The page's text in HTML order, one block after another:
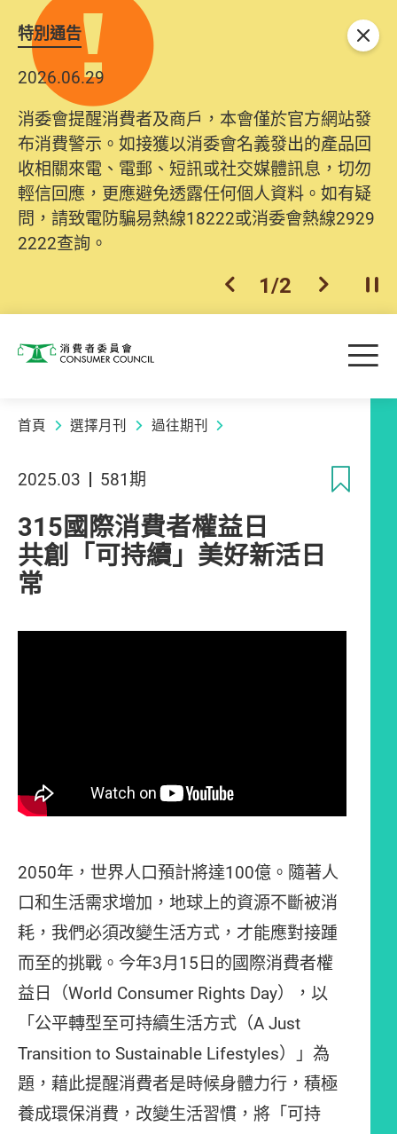
特別通告
2026.06.29
消委會提醒消費者及商戶，本會僅於官方網站發
布消費警示。如接獲以消委會名義發出的產品回
收相關來電、電郵、短訊或社交媒體訊息，切勿
輕信回應，更應避免透露任何個人資料。如有疑
問，請致電防騙易熱線18222或消委會熱線2929
2222查詢。
上一個
1/2 下一個開
關閉
消費者委員會 目
首頁 選擇月刊 過往期刊
2025.03 581期
315國際消費者權益日
共創「可持續」美好新活日
常
2050年，世界人口預計將達100億。隨著人
口和生活需求增加，地球上的資源不斷被消
耗，我們必須改變生活方式，才能應對接踵
而至的挑戰。今年3月15日的國際消費者權
益日（World Consumer Rights Day），以
「公平轉型至可持續生活方式（A Just
Transition to Sustainable Lifestyles）」為
題，藉此提醒消費者是時候身體力行，積極
養成環保消費，改變生活習慣，將「可持